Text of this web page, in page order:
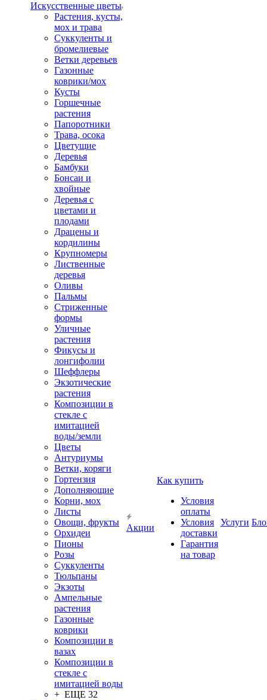
Искусственные цветы
Растения, кусты,
мох и трава
Суккуленты и
бромелиевые
Ветки деревьев
Газонные
коврики/мох
Кусты
Горшечные
растения
Папоротники
Трава, осока
Цветущие
Деревья
Бамбуки
Бонсаи и
хвойные
Деревья с
цветами и
плодами
Драцены и
кордилины
Крупномеры
Лиственные
деревья
Оливы
Пальмы
Стриженные
формы
Уличные
растения
Фикусы и
лонгифолии
Шеффлеры
Экзотические
растения
Композиции в
стекле с
имитацией
воды/земли
Цветы
Антуриумы
Ветки, коряги
Гортензия
Дополняющие
Корни, мох
Листы
Овощи, фрукты
Орхидеи
Пионы
Розы
Суккуленты
Тюльпаны
Экзоты
Ампельные
растения
Газонные
коврики
Композиции в
вазах
Композиции в
стекле с
имитацией воды
+ ЕЩЕ 32
Акции
Как купить
Условия
оплаты
Условия
доставки
Гарантия
на товар
Услуги